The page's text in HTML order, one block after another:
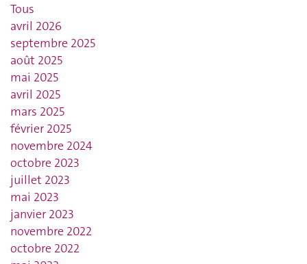
Tous
avril 2026
septembre 2025
août 2025
mai 2025
avril 2025
mars 2025
février 2025
novembre 2024
octobre 2023
juillet 2023
mai 2023
janvier 2023
novembre 2022
octobre 2022